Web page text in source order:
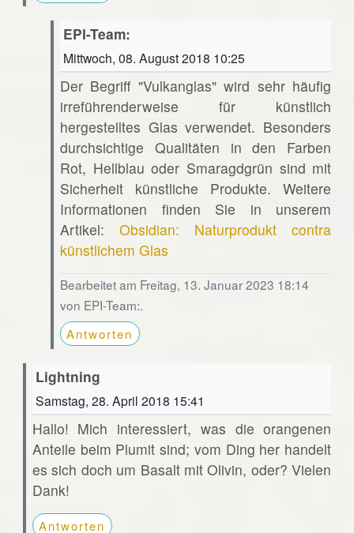
EPI-Team:
Mittwoch, 08. August 2018 10:25
Der Begriff "Vulkanglas" wird sehr häufig
irreführenderweise für künstlich
hergestelltes Glas verwendet. Besonders
durchsichtige Qualitäten in den Farben
Rot, Hellblau oder Smaragdgrün sind mit
Sicherheit künstliche Produkte. Weitere
Informationen finden Sie in unserem
Artikel:Obsidian: Naturprodukt contra
künstlichem Glas
Bearbeitet am Freitag, 13. Januar 2023 18:14
von EPI-Team:.
Antworten
Lightning
Samstag, 28. April 2018 15:41
Hallo! Mich interessiert, was die orangenen
Anteile beim Plumit sind; vom Ding her handelt
es sich doch um Basalt mit Olivin, oder? Vielen
Dank!
Antworten